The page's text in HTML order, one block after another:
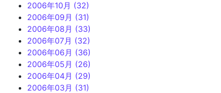
2006年10月 (32)
2006年09月 (31)
2006年08月 (33)
2006年07月 (32)
2006年06月 (36)
2006年05月 (26)
2006年04月 (29)
2006年03月 (31)